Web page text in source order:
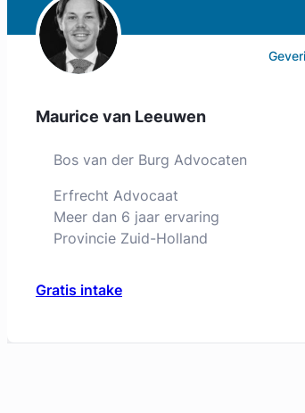
Maurice van Leeuwen
Bos van der Burg Advocaten
Erfrecht Advocaat
Meer dan 6 jaar ervaring
Provincie Zuid-Holland
Gratis intake